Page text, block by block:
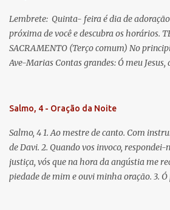
Lembrete: Quinta- feira é dia de
próxima de você e descubra os horários.
SACRAMENTO (Terço comum) No
Ave-Marias Contas grandes: Ó meu Jesus,
Vós morra eu! Nas contas pequenas:
que nos salva, dá-nos Vossa força, Vosso
misericórdia. (no fim) Rezar 3 vezes:
cada momento ao Santíssimo e
Salmo, 4 - Oração da Noite
Salmo, 4 1. Ao mestre de canto. Com
de Davi. 2. Quando vos invoco, respondei-
justiça, vós que na hora da angústia me
piedade de mim e ouvi minha oração. 3. Ó